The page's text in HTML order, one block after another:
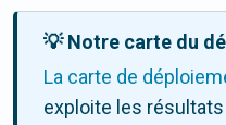
💡 Notre carte du
La carte de
exploite les